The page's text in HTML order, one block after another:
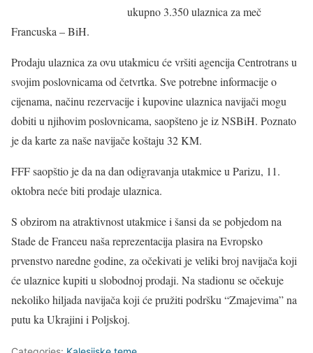
ukupno 3.350 ulaznica za meč
Francuska – BiH.
Prodaju ulaznica za ovu utakmicu će vršiti agencija Centrotrans u
svojim poslovnicama od četvrtka. Sve potrebne informacije o
cijenama, načinu rezervacije i kupovine ulaznica navijači mogu
dobiti u njihovim poslovnicama, saopšteno je iz NSBiH. Poznato
je da karte za naše navijače koštaju 32 KM.
FFF saopštio je da na dan odigravanja utakmice u Parizu, 11.
oktobra neće biti prodaje ulaznica.
S obzirom na atraktivnost utakmice i šansi da se pobjedom na
Stade de Franceu naša reprezentacija plasira na Evropsko
prvenstvo naredne godine, za očekivati je veliki broj navijača koji
će ulaznice kupiti u slobodnoj prodaji. Na stadionu se očekuje
nekoliko hiljada navijača koji će pružiti podršku “Zmajevima” na
putu ka Ukrajini i Poljskoj.